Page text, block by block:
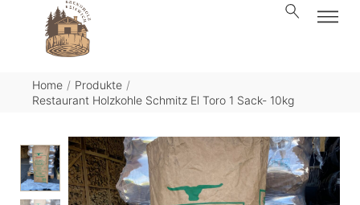
Home / Produkte /
Restaurant Holzkohle Schmitz El Toro 1 Sack- 10kg